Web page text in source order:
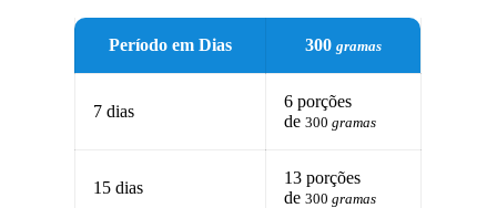
Período em Dias 300gramas
7 dias
6 porções
de300gramas
15 dias
13 porções
de300gramas